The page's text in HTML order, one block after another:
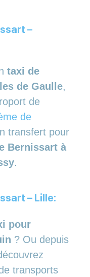
–
taxi de
de Gaulle,
de
de
transfert pour
Bernissart à
.
– Lille:
pour
? Ou depuis
transports